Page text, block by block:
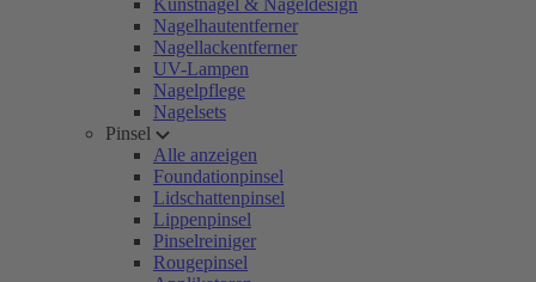
Kunstnägel & Nageldesign
Nagelhautentferner
Nagellackentferner
UV-Lampen
Nagelpflege
Nagelsets
Pinsel
Alle anzeigen
Foundationpinsel
Lidschattenpinsel
Lippenpinsel
Pinselreiniger
Rougepinsel